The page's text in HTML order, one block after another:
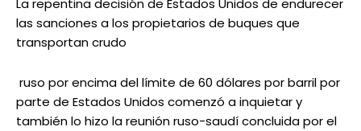
La repentina decisión de Estados Unidos de endurecer
las sanciones a los propietarios de buques que
transportan crudo
ruso por encima del límite de 60 dólares por barril por
parte de Estados Unidos comenzó a inquietar y
también lo hizo la reunión ruso-saudí concluida por el